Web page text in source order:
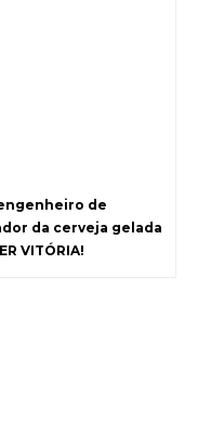
de
da cerveja gelada
VITÓRIA!